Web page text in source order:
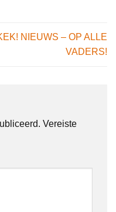
NIEUWS – OP ALLE
VADERS!
Vereiste